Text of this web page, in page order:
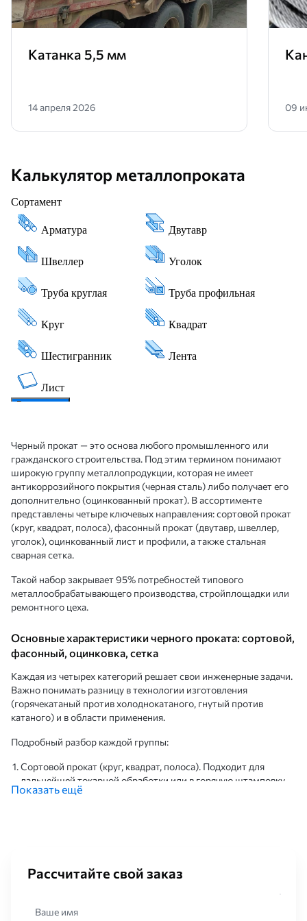
Катанка 5,5 мм
14 апреля 2026 09
Калькулятор металлопроката
Черный прокат — это основа любого промышленного или
гражданского строительства. Под этим термином понимают
широкую группу металлопродукции, которая не имеет
антикоррозийного покрытия (черная сталь) либо получает его
дополнительно (оцинкованный прокат). В ассортименте
представлены четыре ключевых направления: сортовой прокат
(круг, квадрат, полоса), фасонный прокат (двутавр, швеллер,
уголок), оцинкованный лист и профили, а также стальная
сварная сетка.
Такой набор закрывает 95% потребностей типового
металлообрабатывающего производства, стройплощадки или
ремонтного цеха.
Основные характеристики черного проката: сортовой,
фасонный, оцинковка, сетка
Каждая из четырех категорий решает свои инженерные задачи.
Важно понимать разницу в технологии изготовления
(горячекатаный против холоднокатаного, гнутый против
катаного) и в области применения.
Подробный разбор каждой группы:
Сортовой прокат (круг, квадрат, полоса). Подходит для
дальнейшей токарной обработки или в горячую штамповку
валов, поковок и закладных деталей.
Сетка стальная (сварная арматурная сетка, кладочная сетка).
Показать ещё
Рассчитайте свой заказ
Ваше имя